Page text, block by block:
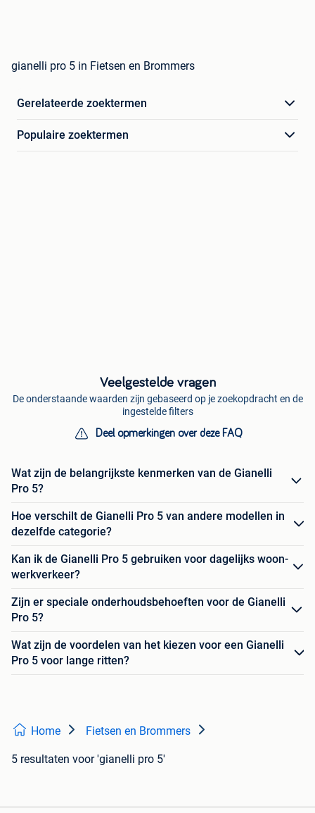
gianelli pro 5 in Fietsen en Brommers
Gerelateerde zoektermen
Populaire zoektermen
Veelgestelde vragen
De onderstaande waarden zijn gebaseerd op je zoekopdracht en de
ingestelde filters
Deel opmerkingen over deze FAQ
Wat zijn de belangrijkste kenmerken van de Gianelli
Pro 5?
Hoe verschilt de Gianelli Pro 5 van andere modellen in
dezelfde categorie?
Kan ik de Gianelli Pro 5 gebruiken voor dagelijks woon-
werkverkeer?
Zijn er speciale onderhoudsbehoeften voor de Gianelli
Pro 5?
Wat zijn de voordelen van het kiezen voor een Gianelli
Pro 5 voor lange ritten?
Home Fietsen en Brommers
5 resultaten voor 'gianelli pro 5'